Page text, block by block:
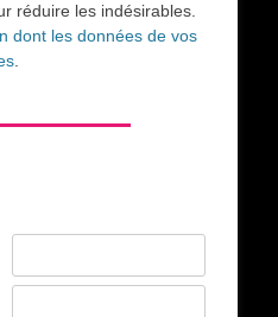
réduire les indésirables.
dont les données de vos
.